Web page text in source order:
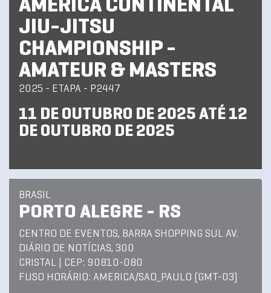
AMERICA CONTINENTAL
JIU-JITSU
CHAMPIONSHIP -
AMATEUR & MASTERS
2025 - ETAPA - P2447
11 DE OUTUBRO DE 2025 ATÉ 12
DE OUTUBRO DE 2025
BRASIL
PORTO ALEGRE - RS
CENTRO DE EVENTOS, BARRA SHOPPING SUL AV.
DIÁRIO DE NOTÍCIAS, 300
CRISTAL | CEP: 90810-080
FUSO HORÁRIO: AMERICA/SAO_PAULO (GMT-03)